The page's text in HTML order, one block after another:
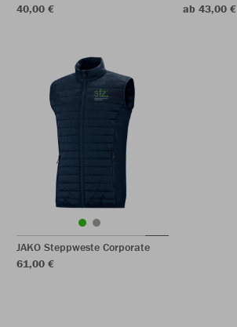
40,00 €
ab 43,00 €
JAKO Steppweste Corporate
61,00 €